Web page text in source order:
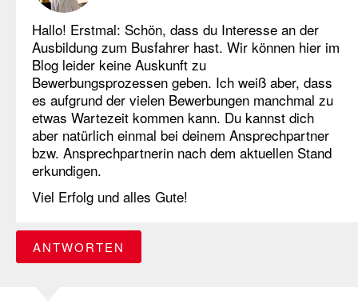
Hallo! Erstmal: Schön, dass du Interesse an der
Ausbildung zum Busfahrer hast. Wir können hier im
Blog leider keine Auskunft zu
Bewerbungsprozessen geben. Ich weiß aber, dass
es aufgrund der vielen Bewerbungen manchmal zu
etwas Wartezeit kommen kann. Du kannst dich
aber natürlich einmal bei deinem Ansprechpartner
bzw. Ansprechpartnerin nach dem aktuellen Stand
erkundigen.
Viel Erfolg und alles Gute!
ANTWORTEN